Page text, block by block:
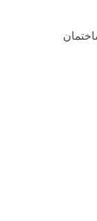
، شیشه گران،بهشتی9،ساختمان